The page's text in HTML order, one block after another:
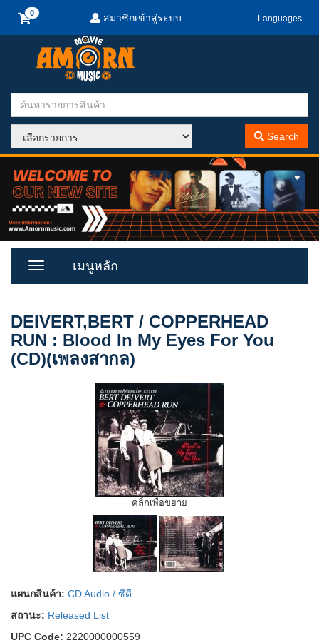
สมาชิกเข้าสู่ระบบ Languages
Search
Toggle
เมนูหลัก
DEIVERT,BERT / COPPERHEAD
RUN : Blood In My Eyes For You
(CD)(เพลงสากล)
คลิ้กเพื่อขยาย
แผนกสินค้า: CD Audio / ซีดี
สถานะ: Released List
UPC Code: 2220000000559